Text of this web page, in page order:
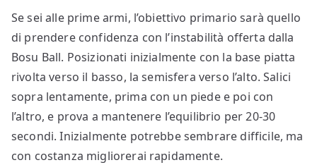
Se sei alle prime armi, l’obiettivo primario sarà quello
di prendere confidenza con l’instabilità offerta dalla
Bosu Ball. Posizionati inizialmente con la base piatta
rivolta verso il basso, la semisfera verso l’alto. Salici
sopra lentamente, prima con un piede e poi con
l’altro, e prova a mantenere l’equilibrio per 20-30
secondi. Inizialmente potrebbe sembrare difficile, ma
con costanza migliorerai rapidamente.